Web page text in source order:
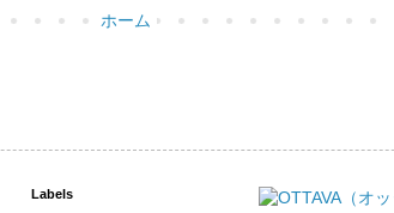
ホーム
Labels